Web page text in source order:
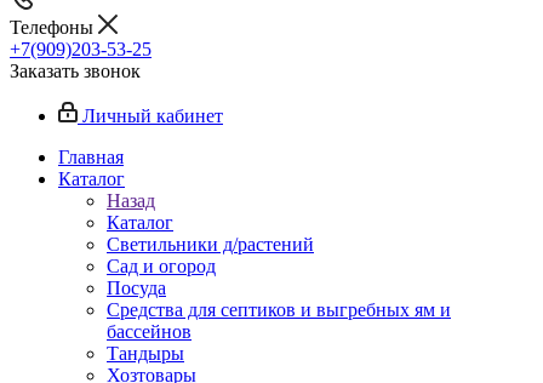
Телефоны
+7(909)203-53-25
Заказать звонок
Личный кабинет
Главная
Каталог
Назад
Каталог
Светильники д/растений
Сад и огород
Посуда
Средства для септиков и выгребных ям и
бассейнов
Тандыры
Хозтовары